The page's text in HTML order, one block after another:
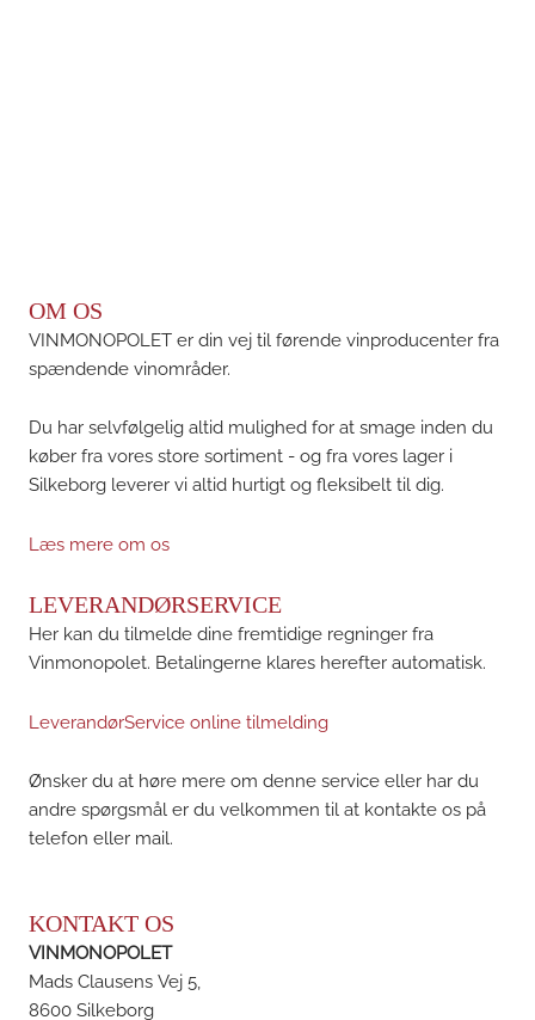
OM OS
VINMONOPOLET er din vej til førende vinproducenter fra
spændende vinområder.
Du har selvfølgelig altid mulighed for at smage inden du
køber fra vores store sortiment - og fra vores lager i
Silkeborg leverer vi altid hurtigt og fleksibelt til dig.
Læs mere om os
LEVERANDØRSERVICE
Her kan du tilmelde dine fremtidige regninger fra
Vinmonopolet. Betalingerne klares herefter automatisk.
LeverandørService online tilmelding
Ønsker du at høre mere om denne service eller har du
andre spørgsmål er du velkommen til at kontakte os på
telefon eller mail.
KONTAKT OS
VINMONOPOLET
Mads Clausens Vej 5,
8600 Silkeborg